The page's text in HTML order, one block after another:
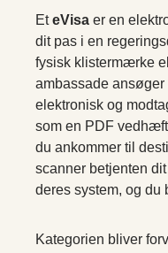
EteVisa er en
dit pas i en
fysisk klistermærke
ambassade
elektronisk og
som en PDF
du ankommer til
scanner betjenten
deres system, og du
Kategorien bliver